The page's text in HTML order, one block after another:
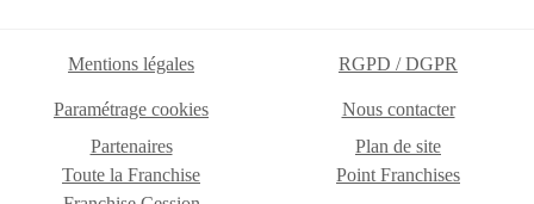
Mentions légales RGPD / DGPR
Paramétrage cookies
Nous contacter
Partenaires
Plan de site
Toute la Franchise
Point Franchises